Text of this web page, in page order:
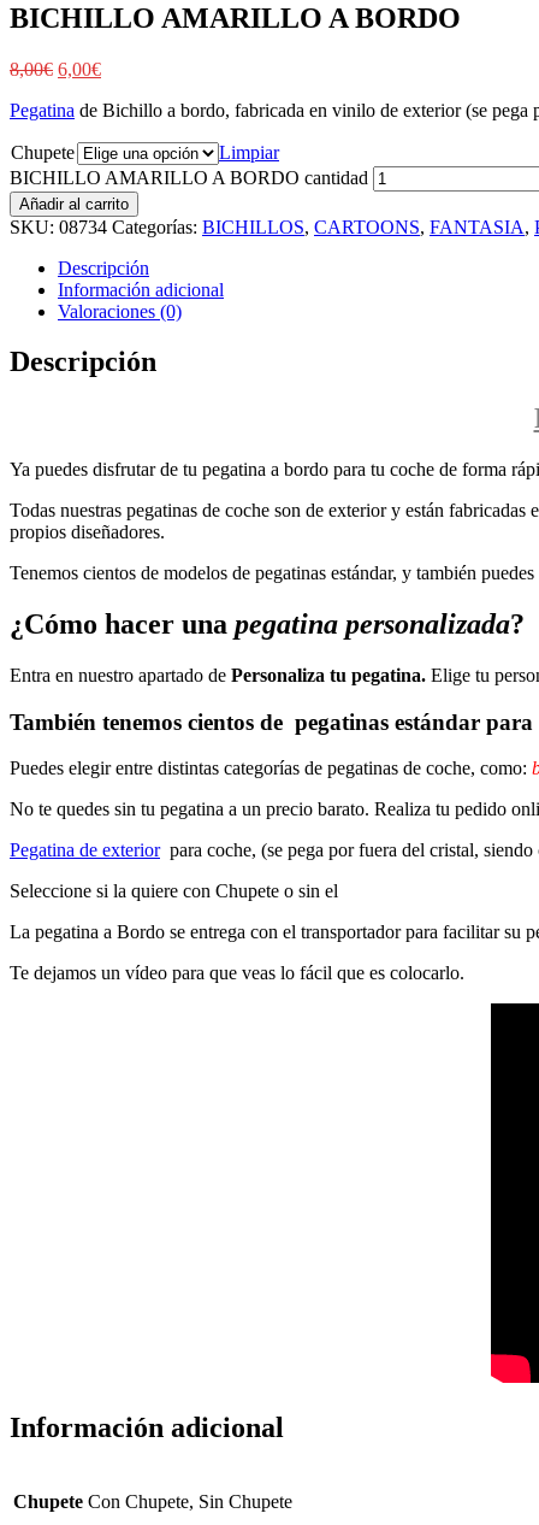
BICHILLO AMARILLO A BORDO
8,00€ 6,00€
Pegatina de Bichillo a bordo, fabricada en vinilo de exterior (se pega
Chupete
Limpiar
BICHILLO AMARILLO A BORDO cantidad
Añadir al carrito
SKU: 08734 Categorías: BICHILLOS, CARTOONS, FANTASIA,
Descripción
Información adicional
Valoraciones (0)
Descripción
Ya puedes disfrutar de tu pegatina a bordo para tu coche de forma
Todas nuestras pegatinas de coche son de exterior y están
propios diseñadores.
Tenemos cientos de modelos de pegatinas estándar, y también
¿Cómo hacer una pegatina personalizada?
Entra en nuestro apartado de Personaliza tu pegatina. Elige tu
También tenemos cientos de pegatinas estándar para
Puedes elegir entre distintas categorías de pegatinas de coche, como:
No te quedes sin tu pegatina a un precio barato. Realiza tu pedido
Pegatina de exteriorpara coche, (se pega por fuera del cristal,
Seleccione si la quiere con Chupete o sin el
La pegatina a Bordo se entrega con el transportador para facilitar su
Te dejamos un vídeo para que veas lo fácil que es colocarlo.
Información adicional
Chupete Con Chupete, Sin Chupete